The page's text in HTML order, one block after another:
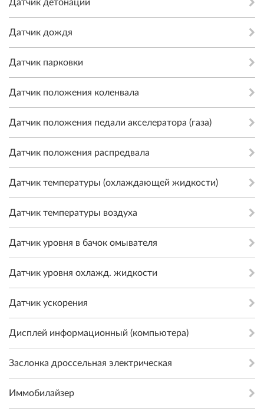
Датчик детонации
Датчик дождя
Датчик парковки
Датчик положения коленвала
Датчик положения педали акселератора (газа)
Датчик положения распредвала
Датчик температуры (охлаждающей жидкости)
Датчик температуры воздуха
Датчик уровня в бачок омывателя
Датчик уровня охлажд. жидкости
Датчик ускорения
Дисплей информационный (компьютера)
Заслонка дроссельная электрическая
Иммобилайзер